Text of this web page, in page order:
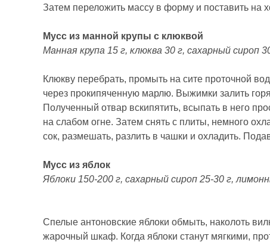
Затем переложить массу в форму и поставить на
Мусс из манной крупы с клюквой
Манная крупа 15 г, клюква 30 г, сахарный сироп
Клюкву перебрать, промыть на сите проточной
через прокипяченную марлю. Выжимки залить
Полученный отвар вскипятить, всыпать в него
на слабом огне. Затем снять с плиты, немного
сок, размешать, разлить в чашки и охладить.
Мусс из яблок
Яблоки 150-200 г, сахарный сироп 25-30 г,
Спелые антоновские яблоки обмыть, наколоть
жарочный шкаф. Когда яблоки станут мягкими,